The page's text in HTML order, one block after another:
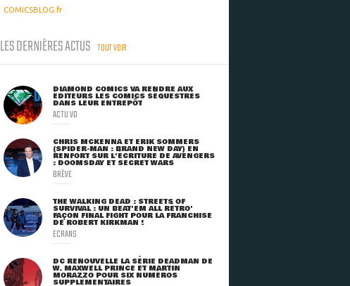
COMICSBLOG.fr
LES DERNIÈRES ACTUS TOUT VOIR
DIAMOND COMICS VA RENDRE AUX
ÉDITEURS LES COMICS SÉQUESTRÉS
DANS LEUR ENTREPÔT
ACTU VO
CHRIS MCKENNA ET ERIK SOMMERS
(SPIDER-MAN : BRAND NEW DAY) EN
RENFORT SUR L'ÉCRITURE DE AVENGERS
: DOOMSDAY ET SECRET WARS
BRÈVE
THE WALKING DEAD : STREETS OF
SURVIVAL : UN BEAT'EM ALL RÉTRO'
FAÇON FINAL FIGHT POUR LA FRANCHISE
DE ROBERT KIRKMAN !
ECRANS
DC RENOUVELLE LA SÉRIE DEADMAN DE
W. MAXWELL PRINCE ET MARTIN
MORAZZO POUR SIX NUMÉROS
SUPPLÉMENTAIRES